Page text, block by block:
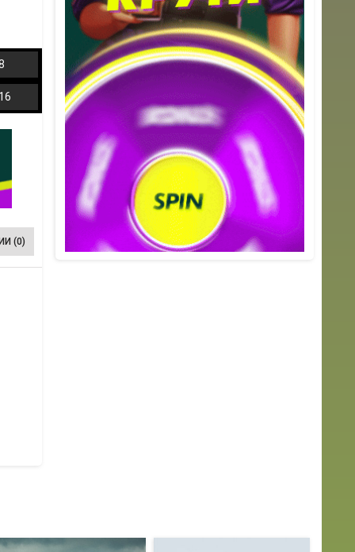
(0)